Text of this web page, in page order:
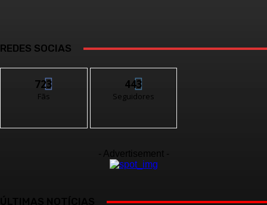
REDES SOCIAS
723
Fãs
443
Seguidores
- Advertisement -